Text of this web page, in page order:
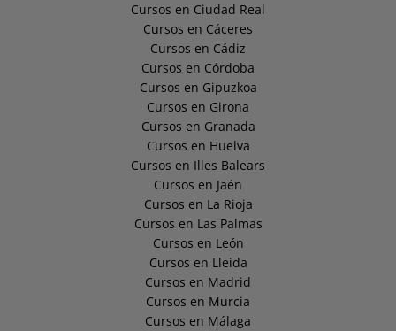
Cursos en Ciudad Real
Cursos en Cáceres
Cursos en Cádiz
Cursos en Córdoba
Cursos en Gipuzkoa
Cursos en Girona
Cursos en Granada
Cursos en Huelva
Cursos en Illes Balears
Cursos en Jaén
Cursos en La Rioja
Cursos en Las Palmas
Cursos en León
Cursos en Lleida
Cursos en Madrid
Cursos en Murcia
Cursos en Málaga